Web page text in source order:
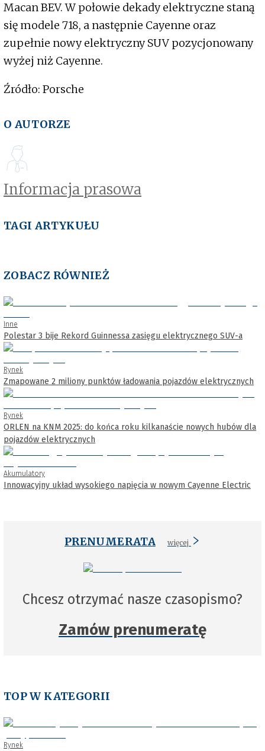
Macan BEV. W połowie dekady elektryczne staną
się modele 718, a następnie Cayenne oraz
zupełnie nowy elektryczny SUV pozycjonowany
wyżej niż Cayenne.
Źródło: Porsche
O AUTORZE
Informacja prasowa
TAGI ARTYKUŁU
ZOBACZ RÓWNIEŻ
Inne
Polestar 3 bije Rekord Guinnessa zasięgu elektrycznego SUV-a
Rynek
Zmapowane 2 miliony punktów ładowania pojazdów elektrycznych
Rynek
ORLEN na KNM 2025: do końca roku kilkanaście nowych hubów dla
pojazdów elektrycznych
Akumulatory
Innowacyjny układ wysokiego napięcia w nowym Cayenne Electric
PRENUMERATA więcej
Chcesz otrzymać nasze czasopismo?
Zamów prenumeratę
TOP W KATEGORII
Rynek